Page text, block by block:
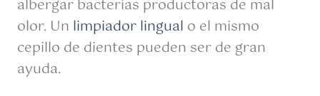
albergar bacterias productoras de mal
olor. Un limpiador lingual o el mismo
cepillo de dientes pueden ser de gran
ayuda.